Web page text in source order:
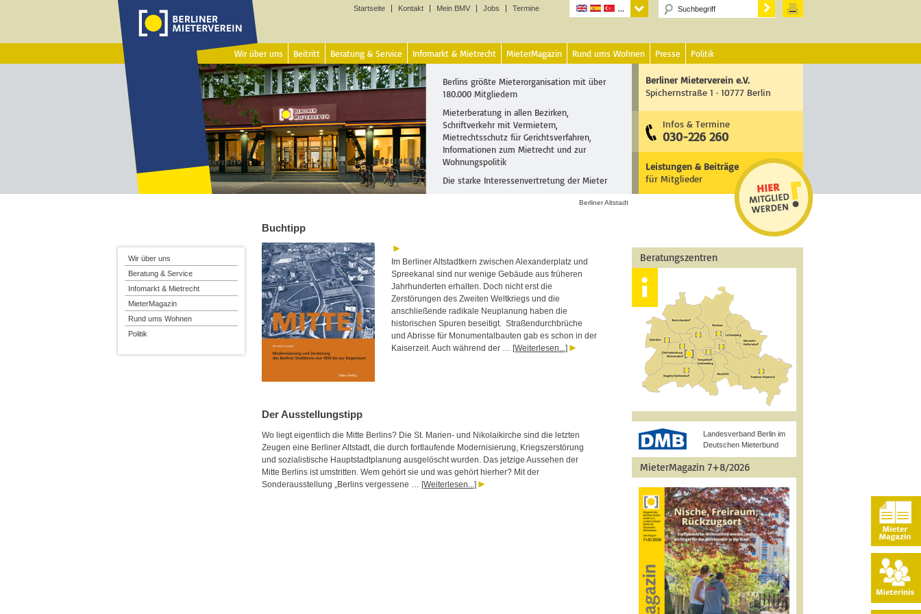
Startseite Kontakt Mein BMV Jobs Termine
Wir über uns Beitritt Beratung & Service Infomarkt & Mietrecht MieterMagazin Rund ums Wohnen Presse Politik
Berlins größte Mieterorganisation mit über
180.000 Mitgliedern
Mieterberatung in allen Bezirken,
Schriftverkehr mit Vermietern,
Mietrechtsschutz für Gerichtsverfahren,
Informationen zum Mietrecht und zur
Wohnungspolitik
Die starke Interessenvertretung der Mieter
Berliner Mieterverein e.V.
Spichernstraße 1 · 10777 Berlin
Infos & Termine
030-226 260
Leistungen & Beiträge
für Mitglieder
Berliner Altstadt
Buchtipp
Im Berliner Altstadtkern zwischen Alexanderplatz und
Spreekanal sind nur wenige Gebäude aus früheren
Jahrhunderten erhalten. Doch nicht erst die
Zerstörungen des Zweiten Weltkriegs und die
anschließende radikale Neuplanung haben die
historischen Spuren beseitigt. Straßendurchbrüche
und Abrisse für Monumentalbauten gab es schon in der
Kaiserzeit. Auch während der … [Weiterlesen...]
Der Ausstellungstipp
Wo liegt eigentlich die Mitte Berlins? Die St. Marien- und Nikolaikirche sind die letzten
Zeugen eine Berliner Altstadt, die durch fortlaufende Modernisierung, Kriegszerstörung
und sozialistische Hauptstadtplanung ausgelöscht wurden. Das jetzige Aussehen der
Mitte Berlins ist umstritten. Wem gehört sie und was gehört hierher? Mit der
Sonderausstellung „Berlins vergessene … [Weiterlesen...]
Beratungszentren
Landesverband Berlin im
Deutschen Mieterbund
MieterMagazin 7+8/2026
Wir über uns
Beratung & Service
Infomarkt & Mietrecht
MieterMagazin
Rund ums Wohnen
Politik